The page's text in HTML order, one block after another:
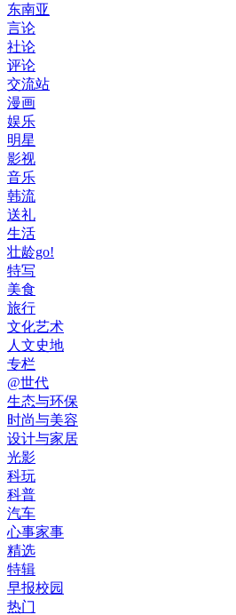
东南亚
言论
社论
评论
交流站
漫画
娱乐
明星
影视
音乐
韩流
送礼
生活
壮龄go!
特写
美食
旅行
文化艺术
人文史地
专栏
@世代
生态与环保
时尚与美容
设计与家居
光影
科玩
科普
汽车
心事家事
精选
特辑
早报校园
热门